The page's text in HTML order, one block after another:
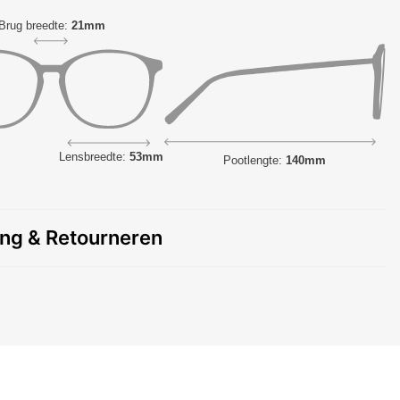
Brug breedte: 21mm
Lensbreedte: 53mm Pootlengte: 140mm
& Retourneren